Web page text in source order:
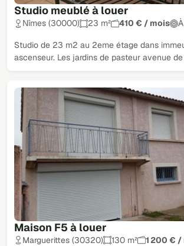
Studio meublé à louer
Nîmes (30000) 23 m² 410 € / mois
Studio de 23 m2 au 2eme étage dans
ascenseur. Les jardins de pasteur avenue
Maison F5 à louer
Marguerittes (30320) 130 m²
1 200 € /